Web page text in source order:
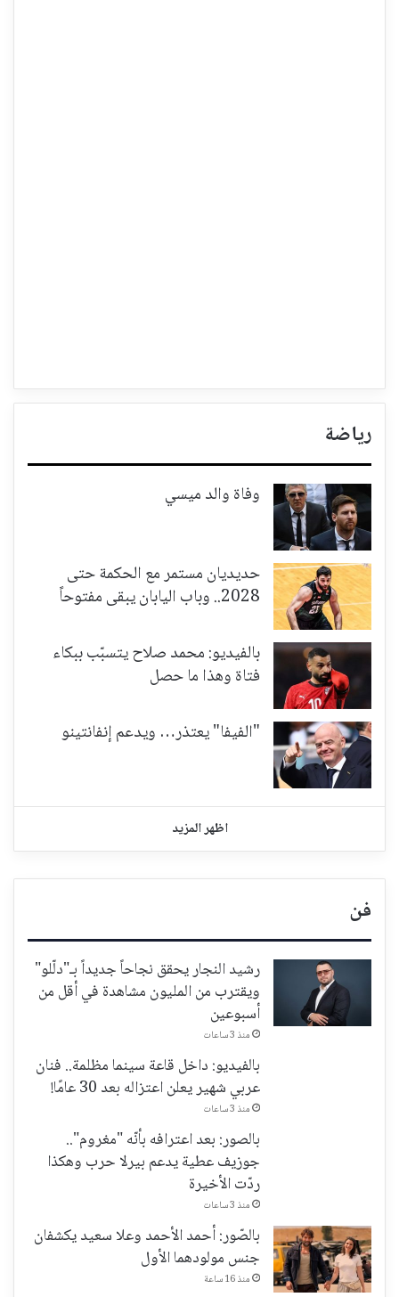
رياضة
وفاة والد ميسي
حديديان مستمر مع الحكمة حتى
2028.. وباب اليابان يبقى مفتوحاً
بالفيديو: محمد صلاح يتسبّب ببكاء
فتاة وهذا ما حصل
"الفيفا" يعتذر… ويدعم إنفانتينو
اظهر المزيد
فن
رشيد النجار يحقق نجاحاً جديداً بـ"دلّلو"
ويقترب من المليون مشاهدة في أقل من
أسبوعين
منذ 3 ساعات
بالفيديو: داخل قاعة سينما مظلمة.. فنان
عربي شهير يعلن اعتزاله بعد 30 عامًا!
منذ 3 ساعات
بالصور: بعد اعترافه بأنّه "مغروم"..
جوزيف عطية يدعم بيرلا حرب وهكذا
ردّت الأخيرة
منذ 3 ساعات
بالصّور: أحمد الأحمد وعلا سعيد يكشفان
جنس مولودهما الأول
منذ 16 ساعة